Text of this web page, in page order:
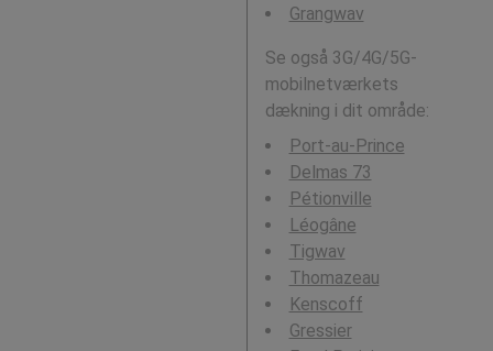
Grangwav
Se også 3G/4G/5G-
mobilnetværkets
dækning i dit område:
Port-au-Prince
Delmas 73
Pétionville
Léogâne
Tigwav
Thomazeau
Kenscoff
Gressier